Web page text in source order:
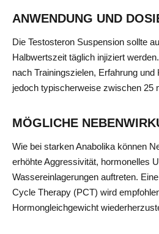
ANWENDUNG UND
Die Testosteron Suspension sollte
Halbwertszeit täglich injiziert
nach Trainingszielen, Erfahrung und
jedoch typischerweise zwischen 25
MÖGLICHE
Wie bei starken Anabolika können
erhöhte Aggressivität, hormonelles
Wassereinlagerungen auftreten.
Cycle Therapy (PCT) wird
Hormongleichgewicht